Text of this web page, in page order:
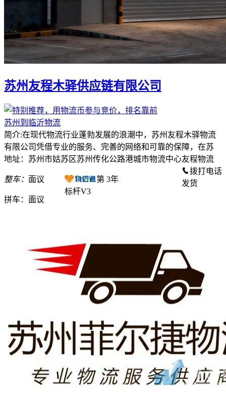
苏州友程木驿供应链有限公司
苏州到临沂物流
简介:在现代物流行业蓬勃发展的浪潮中，苏州友程木驿物流
有限公司凭借专业的服务、完善的网络和可靠的保障，在苏
地址：苏州市姑苏区苏州传化公路港城市物流中心友程物流
整车： 面议
拼车： 面议
第 3年
标杆V3
拨打电话
发货